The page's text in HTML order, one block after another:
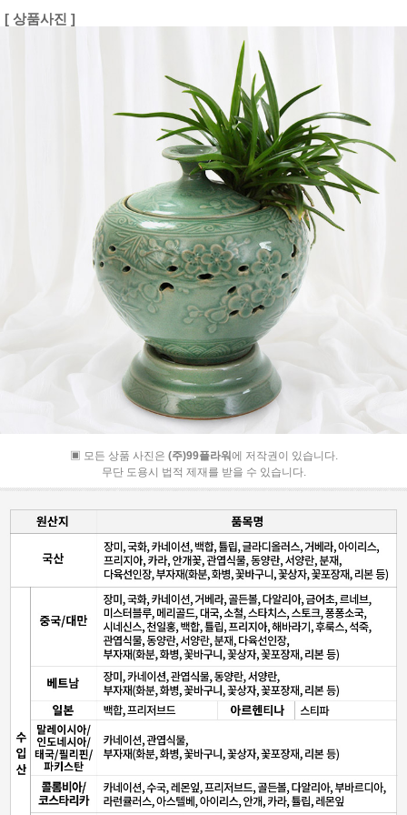
[ 상품사진 ]
▣ 모든 상품 사진은 (주)99플라워에 저작권이 있습니다.
무단 도용시 법적 제재를 받을 수 있습니다.